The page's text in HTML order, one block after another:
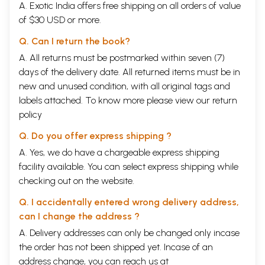
वंश(320-650ईसवी)के काल में फूली -फली। उसने मुक्ति का आदर्श
श्रद्धा का अनुशासन और विश्व
किया। पहली परंपरा श्रीलंका,बर्मा और थाईदेश में प्रचलित हुई और
बौद्ध धर्म के सब रूप इस बात पर सहमत हैं कि बुद्ध ही संस्थापक था
उसने विचार -संघर्ष किया और जब वह बोधिवृक्ष के नीचे बैठा था तब उसे
संबोधि प्राप्ति हुई,और उसने इस दुखमय जगत से परे का अमर मार्ग
दिखाया। जो इस मुक्ति- मार्ग का अनुसरण करते है,वे ही उस परम
संबोधि को प्राप्त कर सकते है। यह सारी बात का मूल है
मौलिक एकता है। बौद्ध धर्म भारत से बाहर दुनिया के और हिस्सों में जैसे
जैसे फैला,ये विभिन्नताएं बढ़ती गई।
सभी धर्मों का सार है मानव-स्वभाव में परिवर्तन। हिंदू और बौद्ध धर्मों का
मुख्य सिद्धांत है'द्वितीय जन्म'। मनुष्य इकाई नहीं है
उसे जागना चाहिए,एक होना चाहिए,अपने आप से संश्लिष्ट और मुक्त
होना चाहिए। यूनानी रहस्यवादियों ने हमारे स्वभाव में इस परिवर्तन को
ध्वनित किया था। मनुष्य की कल्पना एक बीज से की जाती है जो कि
बीज के नाते मर जाएगा,परंतु बीज से भिन्न पौधे के रूप में जो पुनर्जीवित
होगा। गेहूं की दो ही संभावनाएं हैं:या तो वह पिसकर आटा बन जाए
A. Exotic India offers free shipping on all orders of value
of $30 USD or more.
Q. Can I return the book?
A. All returns must be postmarked within seven (7)
days of the delivery date. All returned items must be in
new and unused condition, with all original tags and
labels attached. To know more please view our return
policy
Q. Do you offer express shipping ?
A. Yes, we do have a chargeable express shipping
facility available. You can select express shipping while
checking out on the website.
Q. I accidentally entered wrong delivery address,
can I change the address ?
A. Delivery addresses can only be changed only incase
the order has not been shipped yet. Incase of an
address change, you can reach us at